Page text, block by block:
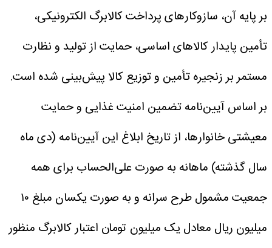
بر پایه آن، سازوکارهای پرداخت کالابرگ الکترونیکی،
تأمین پایدار کالاهای اساسی، حمایت از تولید و نظارت
مستمر بر زنجیره تأمین و توزیع کالا پیش‌بینی شده است.
بر اساس آیین‌نامه تضمین امنیت غذایی و حمایت
معیشتی خانوارها، از تاریخ ابلاغ این آیین‌نامه (دی ماه
سال گذشته) ماهانه به صورت علی‌الحساب برای همه
جمعیت مشمول طرح سرانه و به صورت یکسان مبلغ ۱۰
میلیون ریال معادل یک میلیون تومان اعتبار کالابرگ منظور